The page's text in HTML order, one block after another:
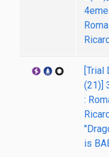
4eme
[Trial
(21)]
:
is